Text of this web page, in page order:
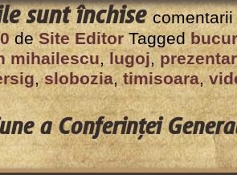
sunt închisepentru
Seminarii
de
Internet
de
Intercer
în
de Site EditorTagged
mihailescu,lugoj,
,slobozia,timisoara,
a Conferinţei